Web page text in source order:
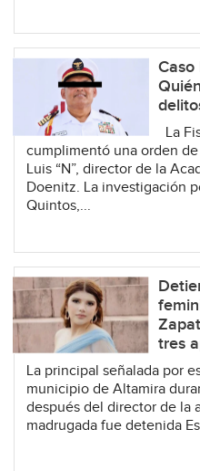
La
cumplimentó una orden
Luis “N”, director de la
Doenitz. La investigación
Quintos,...
tres
La principal señalada por
municipio de Altamira
después del director de la
madrugada fue detenida